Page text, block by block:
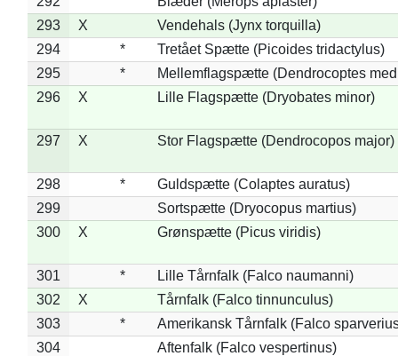
293
X
Vendehals (Jynx torquilla)
294
*
Tretået Spætte (Picoides tridactylus)
295
*
Mellemflagspætte (Dendrocoptes
296
X Lille Flagspætte (Dryobates minor)
297 X Stor Flagspætte (Dendrocopos major)
298 *
Guldspætte (Colaptes auratus)
299
Sortspætte (Dryocopus martius)
300
X Grønspætte (Picus viridis)
301 *
Lille Tårnfalk (Falco naumanni)
302
X
Tårnfalk (Falco tinnunculus)
303
*
Amerikansk Tårnfalk (Falco
304
Aftenfalk (Falco vespertinus)